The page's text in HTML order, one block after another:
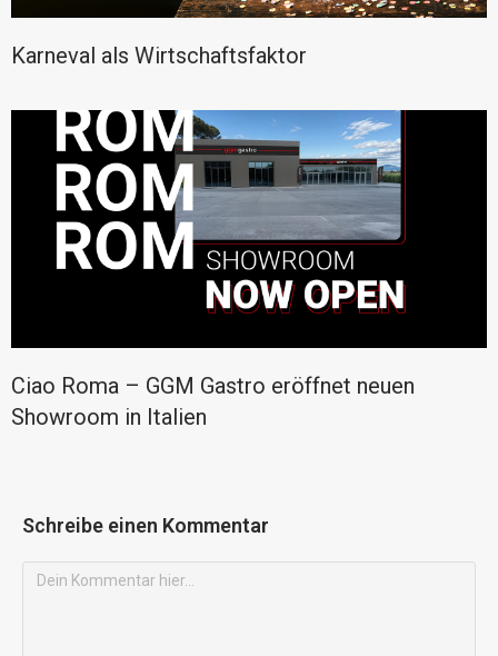
Karneval als Wirtschaftsfaktor
Ciao Roma – GGM Gastro eröffnet neuen
Showroom in Italien
Schreibe einen Kommentar